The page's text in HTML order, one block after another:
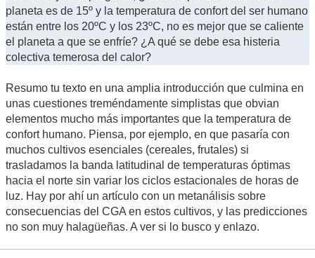
planeta es de 15º y la temperatura de confort del ser humano
están entre los 20ºC y los 23ºC, no es mejor que se caliente
el planeta a que se enfríe? ¿A qué se debe esa histeria
colectiva temerosa del calor?
Resumo tu texto en una amplia introducción que culmina en
unas cuestiones treméndamente simplistas que obvian
elementos mucho más importantes que la temperatura de
confort humano. Piensa, por ejemplo, en que pasaría con
muchos cultivos esenciales (cereales, frutales) si
trasladamos la banda latitudinal de temperaturas óptimas
hacia el norte sin variar los ciclos estacionales de horas de
luz. Hay por ahí un artículo con un metanálisis sobre
consecuencias del CGA en estos cultivos, y las predicciones
no son muy halagüeñas. A ver si lo busco y enlazo.